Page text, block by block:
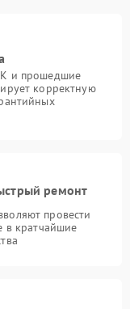
и прошедшие
корректную
ремонт
провести
в кратчайшие